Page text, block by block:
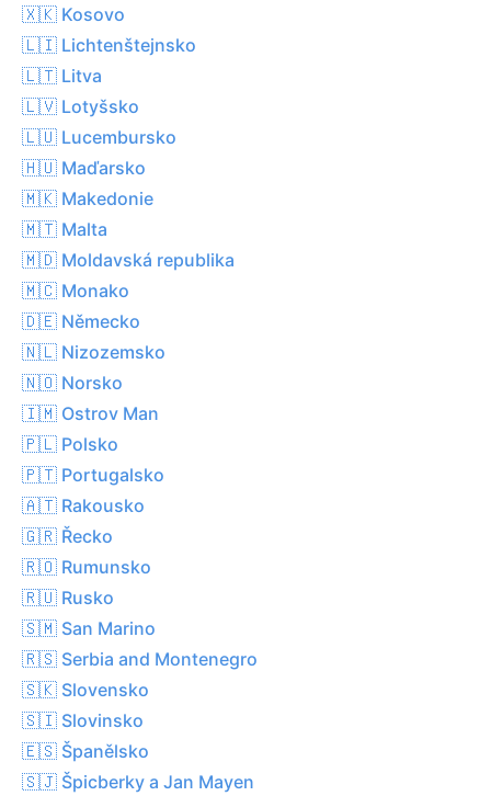
🇽🇰 Kosovo
🇱🇮 Lichtenštejnsko
🇱🇹 Litva
🇱🇻 Lotyšsko
🇱🇺 Lucembursko
🇭🇺 Maďarsko
🇲🇰 Makedonie
🇲🇹 Malta
🇲🇩 Moldavská republika
🇲🇨 Monako
🇩🇪 Německo
🇳🇱 Nizozemsko
🇳🇴 Norsko
🇮🇲 Ostrov Man
🇵🇱 Polsko
🇵🇹 Portugalsko
🇦🇹 Rakousko
🇬🇷 Řecko
🇷🇴 Rumunsko
🇷🇺 Rusko
🇸🇲 San Marino
🇷🇸 Serbia and Montenegro
🇸🇰 Slovensko
🇸🇮 Slovinsko
🇪🇸 Španělsko
🇸🇯 Špicberky a Jan Mayen